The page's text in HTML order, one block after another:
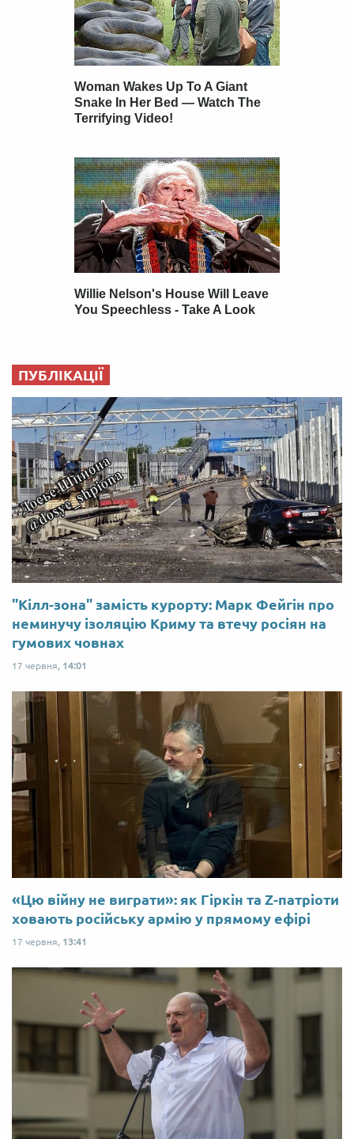
ПУБЛІКАЦІЇ
"Кілл-зона" замість курорту: Марк Фейгін про
неминучу ізоляцію Криму та втечу росіян на
гумових човнах
17 червня, 14:01
«Цю війну не виграти»: як Гіркін та Z-патріоти
ховають російську армію у прямому ефірі
17 червня, 13:41